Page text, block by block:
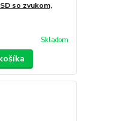
so zvukom,
Skladom